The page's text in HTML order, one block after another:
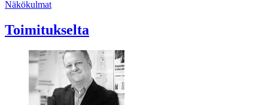
Näkökulmat
Toimitukselta